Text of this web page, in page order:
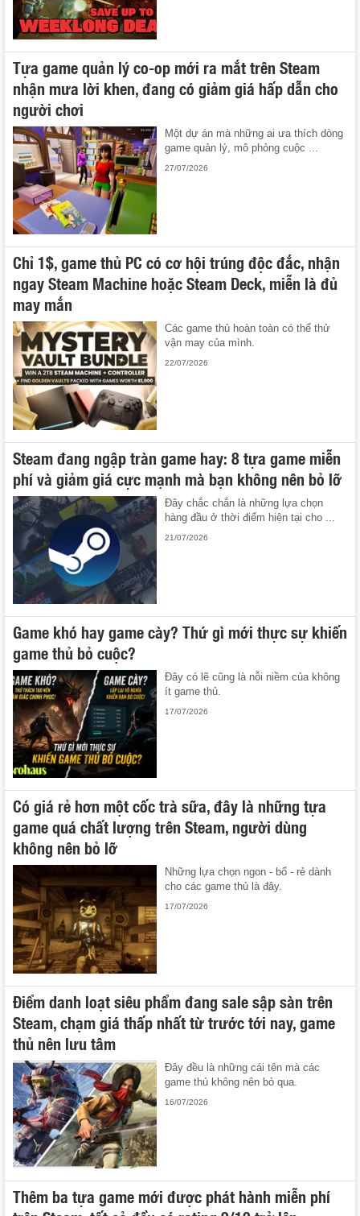
Tựa game quản lý co-op mới ra mắt trên Steam
nhận mưa lời khen, đang có giảm giá hấp dẫn cho
người chơi
Một dự án mà những ai ưa thích dòng
game quản lý, mô phỏng cuộc ...
27/07/2026
Chỉ 1$, game thủ PC có cơ hội trúng độc đắc, nhận
ngay Steam Machine hoặc Steam Deck, miễn là đủ
may mắn
Các game thủ hoàn toàn có thể thử
vận may của mình.
22/07/2026
Steam đang ngập tràn game hay: 8 tựa game miễn
phí và giảm giá cực mạnh mà bạn không nên bỏ lỡ
Đây chắc chắn là những lựa chọn
hàng đầu ở thời điểm hiện tại cho ...
21/07/2026
Game khó hay game cày? Thứ gì mới thực sự khiến
game thủ bỏ cuộc?
Đây có lẽ cũng là nỗi niềm của không
ít game thủ.
17/07/2026
Có giá rẻ hơn một cốc trà sữa, đây là những tựa
game quá chất lượng trên Steam, người dùng
không nên bỏ lỡ
Những lựa chọn ngon - bổ - rẻ dành
cho các game thủ là đây.
17/07/2026
Điểm danh loạt siêu phẩm đang sale sập sàn trên
Steam, chạm giá thấp nhất từ trước tới nay, game
thủ nên lưu tâm
Đây đều là những cái tên mà các
game thủ không nên bỏ qua.
16/07/2026
Thêm ba tựa game mới được phát hành miễn phí